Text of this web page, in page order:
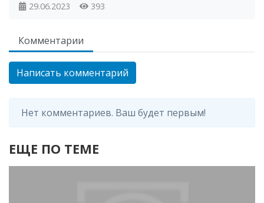
29.06.2023 393
Комментарии
Написать комментарий
Нет комментариев. Ваш будет первым!
ЕЩЕ ПО ТЕМЕ